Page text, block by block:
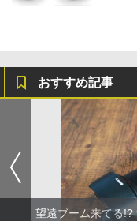
おすすめ記事
望遠ブーム来てる!?